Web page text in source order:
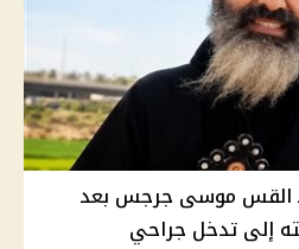
لـ القس موسى جرجس بعد
إلى تدخل جراحي